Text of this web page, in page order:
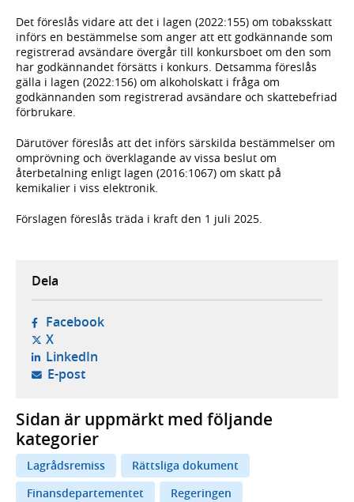
Det föreslås vidare att det i lagen (2022:155) om tobaksskatt
införs en bestämmelse som anger att ett godkännande som
registrerad avsändare övergår till konkursboet om den som
har godkännandet försätts i konkurs. Detsamma föreslås
gälla i lagen (2022:156) om alkoholskatt i fråga om
godkännanden som registrerad avsändare och skattebefriad
förbrukare.
Därutöver föreslås att det införs särskilda bestämmelser om
omprövning och överklagande av vissa beslut om
återbetalning enligt lagen (2016:1067) om skatt på
kemikalier i viss elektronik.
Förslagen föreslås träda i kraft den 1 juli 2025.
Dela
Facebook- öppnas i ny flik, extern webbplats,
X- öppnas i ny flik, extern webbplats,
LinkedIn- öppnas i ny flik, extern webbplats,
E-post- öppnar din e-postklient,
Sidan är uppmärkt med följande
kategorier
Lagrådsremiss
Rättsliga dokument
Finansdepartementet
Regeringen